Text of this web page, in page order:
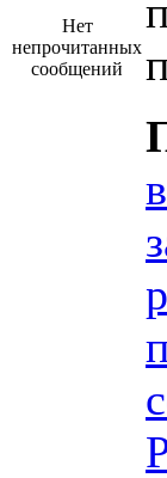
Нет
непрочитанных
сообщений